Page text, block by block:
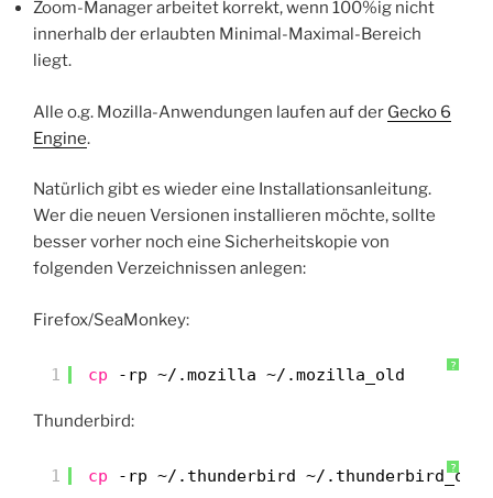
Zoom-Manager arbeitet korrekt, wenn 100%ig nicht
innerhalb der erlaubten Minimal-Maximal-Bereich
liegt.
Alle o.g. Mozilla-Anwendungen laufen auf der Gecko 6
Engine.
Natürlich gibt es wieder eine Installationsanleitung.
Wer die neuen Versionen installieren möchte, sollte
besser vorher noch eine Sicherheitskopie von
folgenden Verzeichnissen anlegen:
Firefox/SeaMonkey:
?
1 cp -rp ~/.mozilla ~/.mozilla_old
Thunderbird:
?
1 cp -rp ~/.thunderbird ~/.thunderbird_old